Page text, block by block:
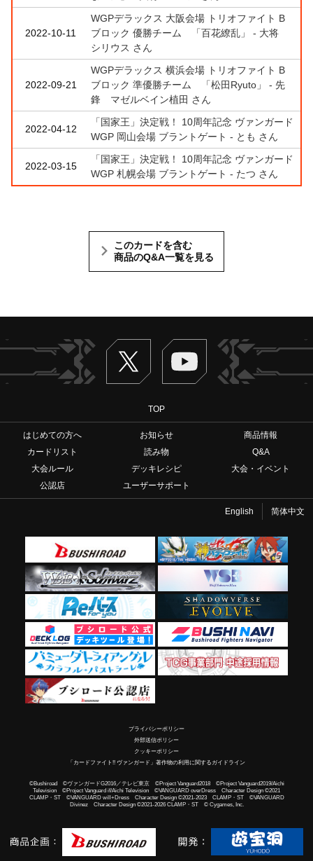
2022-10-11
WGPデラックス 大阪会場 トリオファイト B
ブロック 優勝チーム 「百花繚乱」 - 大将
シリウス さん
2022-09-21
WGPデラックス 横浜会場 トリオファイト B
ブロック 準優勝チーム 「松田Ryuto」 - 先
鋒 マゼルベイン植田 さん
2022-04-12
「国家王」決定戦！ 10周年記念 ヴァンガード
WGP 岡山会場 ブラントゲート - とも さん
2022-03-15
「国家王」決定戦！ 10周年記念 ヴァンガード
WGP 札幌会場 ブラントゲート - たつ さん
このカードを含む
商品のQ&A一覧を見る
Twitter ヴァンガードch
TOP
はじめての方へ お知らせ
商品情報
カードリスト
読み物
Q&A
大会ルール
デッキレシピ
大会・イベント
公認店
ユーザーサポート
English 简体中文
プライバシーポリシー
外部送信ポリシー
クッキーポリシー
「カードファイト!! ヴァンガード」著作物の利用に関するガイドライン
©Bushiroad ©ヴァンガードG2016／テレビ東京 ©Project Vanguard2018 ©Project Vanguard2019/Aichi
Television ©Project Vanguard if/Aichi Television ©VANGUARD overDress Character Design ©2021
CLAMP・ST ©VANGUARD will+Dress Character Design ©2021-2023 CLAMP・ST ©VANGUARD
Divinez Character Design ©2021-2026 CLAMP・ST © Cygames, Inc.